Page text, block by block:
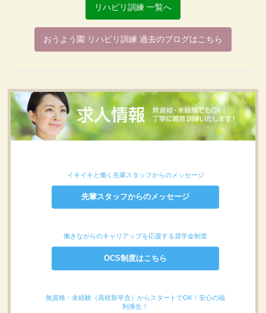
リハビリ訓練 一覧へ
おうよう園 リハビリ訓練 過去のブログはこちら
イキイキと働く先輩スタッフからのメッセージ
先輩スタッフからのメッセージ
働きながらのキャリアップを応援する奨学金制度
OCS制度はこちら
無資格・未経験（高校新卒含）からスタートでOK！安心の福
利厚生！